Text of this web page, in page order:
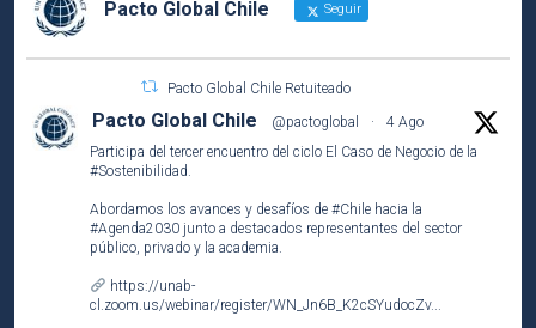
Pacto Global Chile Seguir
Pacto Global Chile Retuiteado
Pacto Global Chile @pactoglobal ·
4 Ago
Participa del tercer encuentro del ciclo El Caso de Negocio de la
#Sostenibilidad.
Abordamos los avances y desafíos de #Chile hacia la
#Agenda2030 junto a destacados representantes del sector
público, privado y la academia.
https://unab-
cl.zoom.us/webinar/register/WN_Jn6B_K2cSYudocZv...